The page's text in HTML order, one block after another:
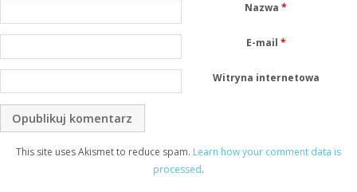
Nazwa*
E-mail *
Witryna internetowa
This site uses Akismet to reduce spam. Learn how your comment data is
processed.